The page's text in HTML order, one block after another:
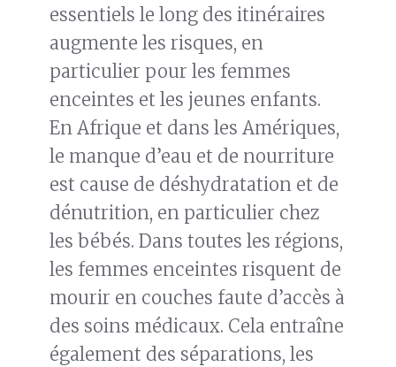
essentiels le long des itinéraires
augmente les risques, en
particulier pour les femmes
enceintes et les jeunes enfants.
En Afrique et dans les Amériques,
le manque d’eau et de nourriture
est cause de déshydratation et de
dénutrition, en particulier chez
les bébés. Dans toutes les régions,
les femmes enceintes risquent de
mourir en couches faute d’accès à
des soins médicaux. Cela entraîne
également des séparations, les